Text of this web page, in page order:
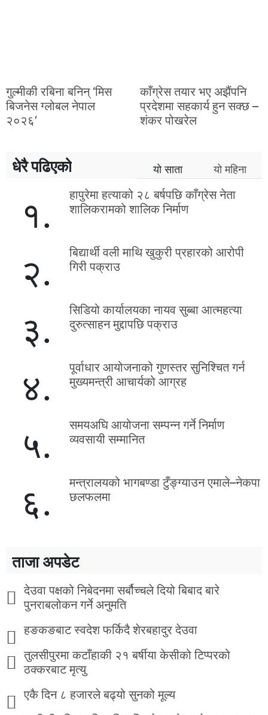
गुल्मीकी रबिना बनिन् ‘मिस
बिजनेस ग्लोबल नेपाल
२०२६’
काँग्रेस तयार भए अझैंपनि
प्रदेशमा सहकार्य हुन सक्छ –
शंकर पोखरेल
धेरै पढिएको यो साता यो महिना
१.
हापुरेमा हत्याको २८ बर्षपछि काँग्रेस नेता
शालिकरामको शालिक निर्माण
२.
बिद्यार्थी वली माथि खुकुरी प्रहारको आरोपी
गिरी पक्राउ
३.
सिडियो कार्यालयका नायव सुब्बा आत्महत्या
दुरुत्साहन मुद्दापछि पक्राउ
४.
पूर्वाधार आयोजनाको गुणस्तर सुनिश्चित गर्न
मुख्यमन्त्री आचार्यको आग्रह
५.
समयअघि आयोजना सम्पन्न गर्ने निर्माण
व्यवसायी सम्मानित
६.
मन्त्रालयको भागबण्डा टुँङ्ग्याउन एमाले–नेकपा
छलफलमा
ताजा अपडेट
देउवा पक्षको निबेदनमा सर्बौच्चले दियो बिबाद बारे
पुनराबलोकन गर्ने अनुमति
हङकङबाट स्वदेश फर्किदै शेरबहादुर देउवा
तुलसीपुरमा कटाँहाकी २१ बर्षीया केसीको टिप्परको
ठक्करबाट मृत्यु
एकै दिन ८ हजारले बढ्यो सुनको मूल्य